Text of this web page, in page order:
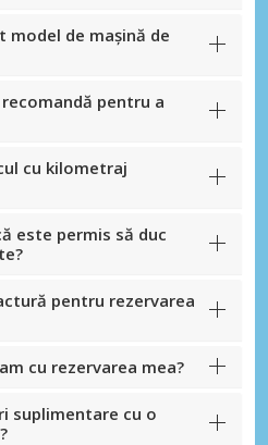
model de mașină de
pentru a
cu kilometraj
este permis să duc
pentru rezervarea
cu rezervarea mea?
suplimentare cu o